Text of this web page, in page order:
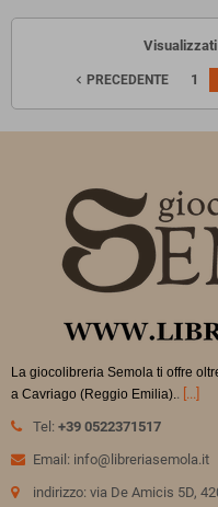
navigate_before PRECEDENTE 1
La giocolibreria Semola ti offre
a Cavriago (Reggio Emilia).. [...]
Tel: +39 0522371517
Email: info@libreriasemola.it
indirizzo: via De Amicis 5D,